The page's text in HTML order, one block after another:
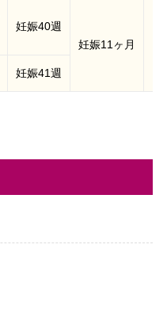
妊娠40週
妊娠11ヶ月
妊娠41週